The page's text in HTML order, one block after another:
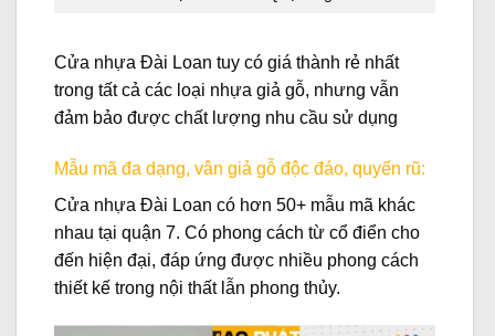
Cửa nhựa Đài Loan tuy có giá thành rẻ nhất
trong tất cả các loại nhựa giả gỗ, nhưng vẫn
đảm bảo được chất lượng nhu cầu sử dụng
Mẫu mã đa dạng, vân giả gỗ độc đáo, quyến rũ:
Cửa nhựa Đài Loan có hơn 50+ mẫu mã khác
nhau tại quận 7. Có phong cách từ cổ điển cho
đến hiện đại, đáp ứng được nhiều phong cách
thiết kế trong nội thất lẫn phong thủy.